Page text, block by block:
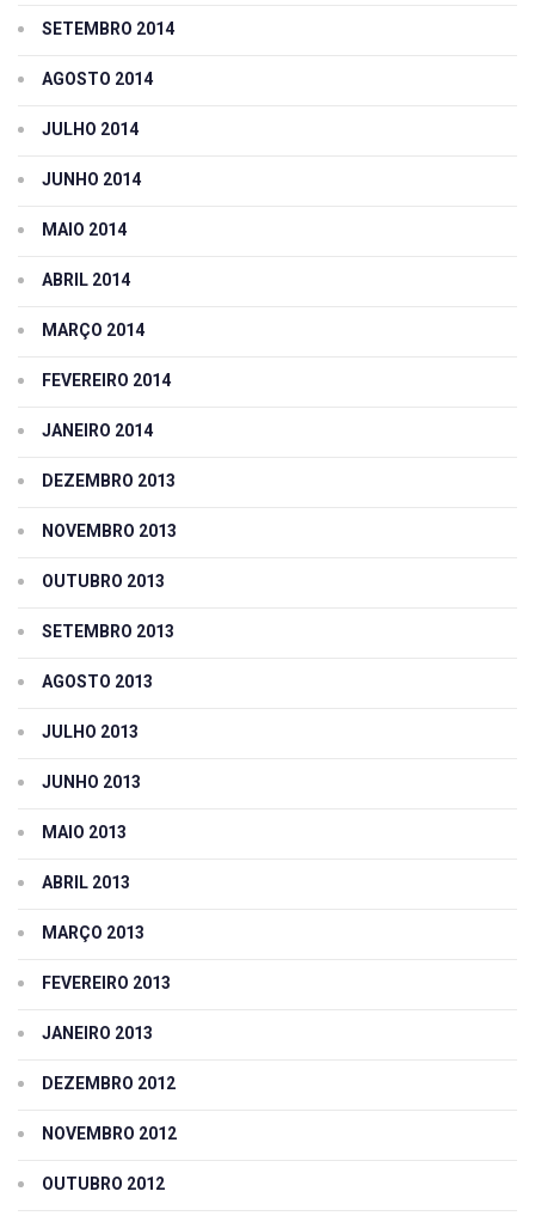
SETEMBRO 2014
AGOSTO 2014
JULHO 2014
JUNHO 2014
MAIO 2014
ABRIL 2014
MARÇO 2014
FEVEREIRO 2014
JANEIRO 2014
DEZEMBRO 2013
NOVEMBRO 2013
OUTUBRO 2013
SETEMBRO 2013
AGOSTO 2013
JULHO 2013
JUNHO 2013
MAIO 2013
ABRIL 2013
MARÇO 2013
FEVEREIRO 2013
JANEIRO 2013
DEZEMBRO 2012
NOVEMBRO 2012
OUTUBRO 2012